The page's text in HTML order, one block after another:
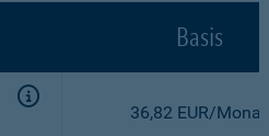
Basis
36,82 EUR/Monat